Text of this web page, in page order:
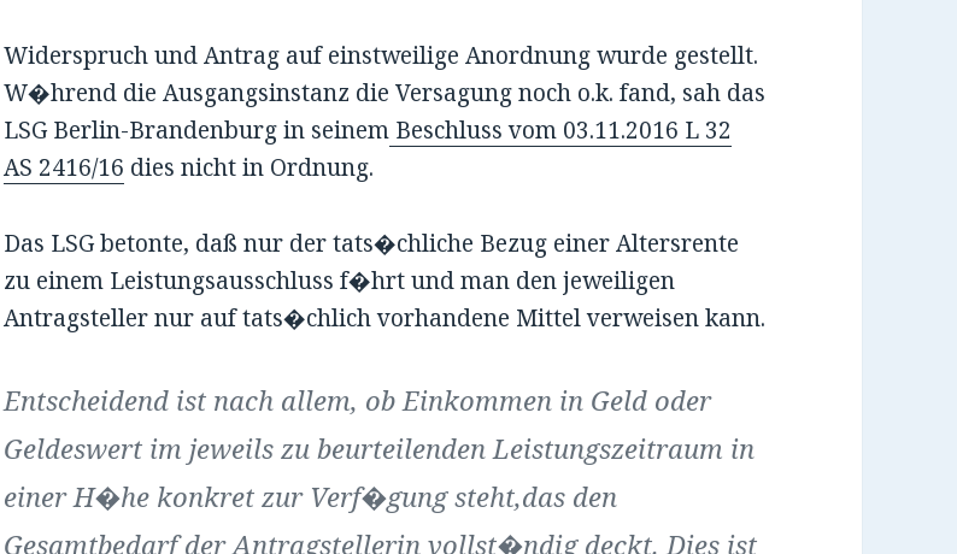
Widerspruch und Antrag auf einstweilige Anordnung wurde gestellt.
W�hrend die Ausgangsinstanz die Versagung noch o.k. fand, sah das
LSG Berlin-Brandenburg in seinem Beschluss vom 03.11.2016 L 32
AS 2416/16 dies nicht in Ordnung.
Das LSG betonte, daß nur der tats�chliche Bezug einer Altersrente
zu einem Leistungsausschluss f�hrt und man den jeweiligen
Antragsteller nur auf tats�chlich vorhandene Mittel verweisen kann.
Entscheidend ist nach allem, ob Einkommen in Geld oder
Geldeswert im jeweils zu beurteilenden Leistungszeitraum in
einer H�he konkret zur Verf�gung steht,das den
Gesamtbedarf der Antragstellerin vollst�ndig deckt. Dies ist